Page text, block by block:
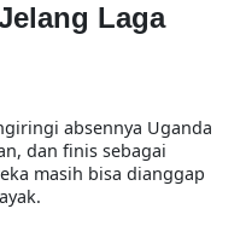
Laga
absennya Uganda
dan finis sebagai
masih bisa dianggap